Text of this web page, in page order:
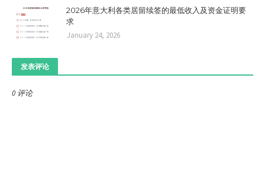
2026年意大利各类居留续签的最低收入及资金证明要
求
January 24, 2026
发表评论
0 评论